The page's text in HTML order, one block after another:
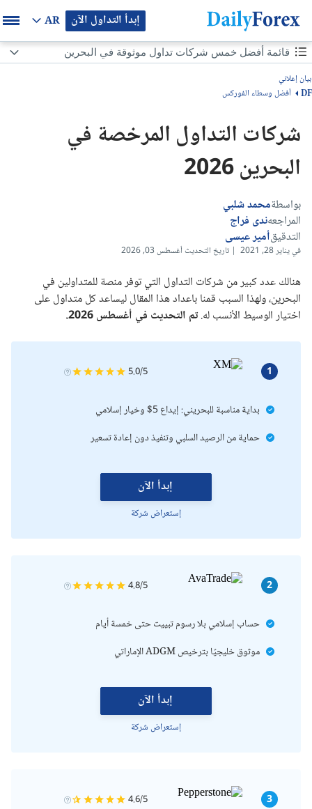
إبدأ التداول الآن AR
محتوى الصفحة
DF أفضل وسطاء الفوركس
بيان إعلاني
قائمة أفضل خمس شركات تداول موثوقة في البحرين
قائمة أفضل خمس شركات تداول موثوقة في البحرين
أفضل شركات ومواقع التداول الموثوقة في البحرين هي:
نظرة عامة عن كل وسيط
كيف تختار من بين افضل شركات التداول الموثوقة وشركات تداول الاسهم في البحرين؟
تداول الذهب في البحرين
الهيئات الرقابية والتراخيص
دعم فني افضل شركات الفوركس في البحرين
الرافعة المالية
تداول الاسهم البحرين
شركات التداول المرخصة في
البحرين 2026
بواسطةمحمد شلبي
المراجعهندى فراج
التدقيقأمير عيسى
في يناير 28, 2021 | تاريخ التحديث أغسطس 03, 2026
هنالك عدد كبير من شركات التداول التي توفر منصة للمتداولين في
البحرين، ولهذا السبب قمنا باعداد هذا المقال ليساعد كل متداول على
اختيار الوسيط الأنسب له.تم التحديث في أغسطس 2026.
إبدأ الآن
إستعراض شركة
1
5.0/5
بداية مناسبة للبحريني: إيداع 5$ وخيار إسلامي
حماية من الرصيد السلبي وتنفيذ دون إعادة تسعير
إبدأ الآن
إستعراض شركة
2
4.8/5
حساب إسلامي بلا رسوم تبييت حتى خمسة أيام
موثوق خليجيًا بترخيص ADGM الإماراتي
3
4.6/5